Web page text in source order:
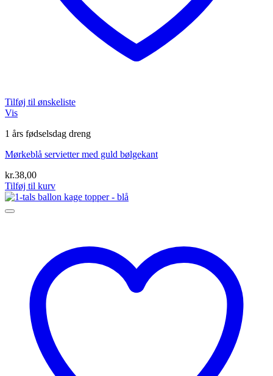
Tilføj til ønskeliste
Vis
1 års fødselsdag dreng
Mørkeblå servietter med guld bølgekant
kr.38,00
Tilføj til kurv